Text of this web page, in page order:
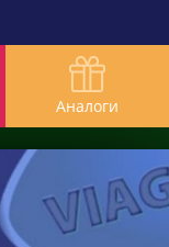
Аналоги